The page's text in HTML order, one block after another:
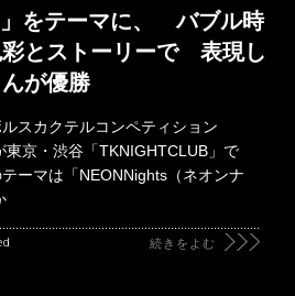
」をテーマに、 バブル時
とストーリーで 表現し
が優勝
スカクテルコンペティション
東京・渋谷「TKNIGHTCLUB」で
ーマは「NEONNights（ネオンナ
続きをよむ